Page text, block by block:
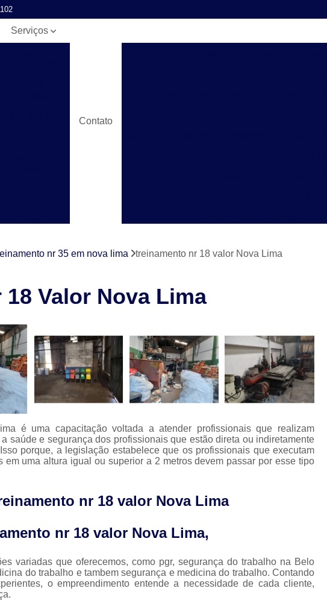
Serviços
de controle
Segurança
Treinamentos
nr
Contato
Laudo de Pgr para Construção
Laudo de Pgr sobre Solda
Laudos Técnicos de Pgr
Laudo de Segurança no Trabalho
Laudo Técnico de Segurança do Trabalho
Laudo Técnico Segurança do Trabalho
Laudos de Segurança
Laudos de Segurança e Medicina do
Laudos Segurança do Trabalho
Clínica de Segurança e Medicina do
Medicina do Trabalho Exame
Saúde Ocupacional e Medicina do
nr 35 em nova lima treinamento nr 18 valor Nova Lima
Valor Nova Lima
é uma capacitação voltada a atender profissionais que realizam
saúde e segurança dos profissionais que estão direta ou indiretamente
porque, a legislação estabelece que os profissionais que executam
uma altura igual ou superior a 2 metros devem passar por esse tipo
nr 18 valor Nova Lima
nr 18 valor Nova Lima,
variadas que oferecemos, como pgr, segurança do trabalho na Belo
do trabalho e tambem segurança e medicina do trabalho. Contando
o empreendimento entende a necessidade de cada cliente,